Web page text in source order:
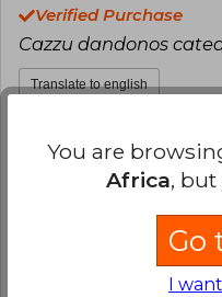
Verified Purchase
Cazzu dandonos
Translate to english
This review is
Verified Purchase
Me encanto leer este
You are
Africa, but
Go
I